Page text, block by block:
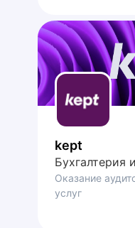
kept
Бухгалтерия
Оказание
услуг